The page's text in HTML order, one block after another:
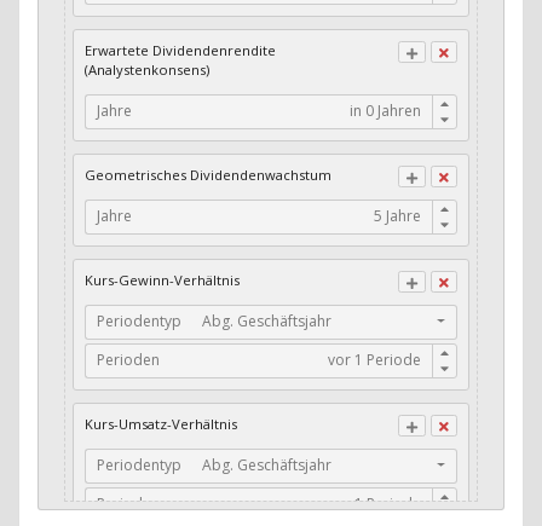
Income / Assets
Buffett's Alpha: Wachstum Residual Net
Income / Book Value
Cash-Quote
CFO / Interest Expense
Current Ratio
Long-Term Debt to Working Capital
Dividenden-Check
Stabiles Dividenden-Wachstum
Stabiles Dividenden-Wachstum (TTM)
Erwartete Dividendenrendite
(Analystenkonsens)
Jahre
Geometrisches Dividendenwachstum
Jahre
Kurs-Gewinn-Verhältnis
Periodentyp
Abg. Geschäftsjahr
Perioden
Kurs-Umsatz-Verhältnis
Periodentyp
Abg. Geschäftsjahr
Perioden